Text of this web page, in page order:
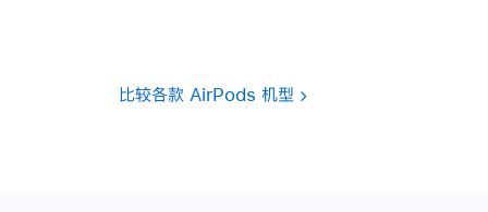
比较各款 AirPods 机型